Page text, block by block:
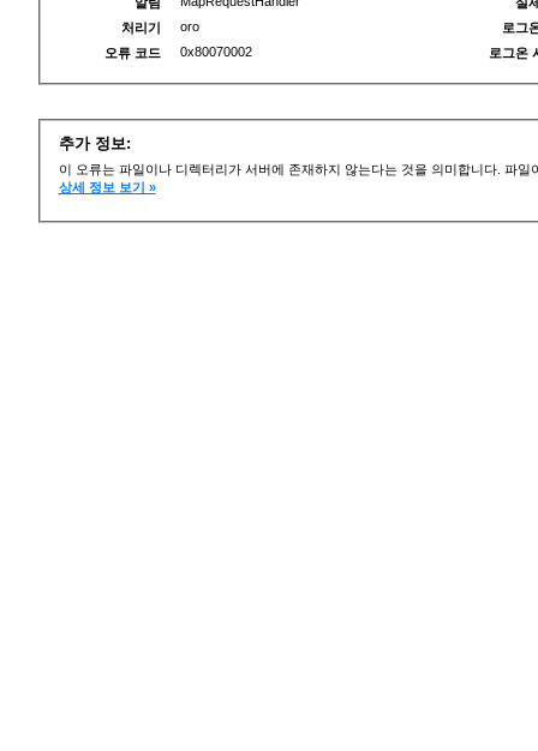
처리기
oro
오류 코드
0x80070002
로그
로그온
추가 정보:
이 오류는 파일이나 디렉터리가 서버에 존재하지 않는다는 것을 의미합니다. 파
상세 정보 보기 »